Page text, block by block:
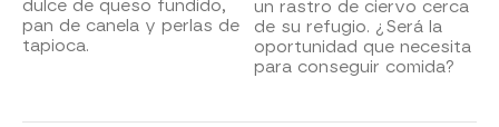
dulce de queso fundido,
pan de canela y perlas de
tapioca.
un rastro de ciervo cerca
de su refugio. ¿Será la
oportunidad que necesita
para conseguir comida?